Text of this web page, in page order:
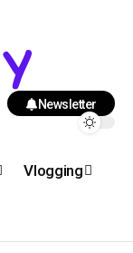
Newsletter
Vlogging